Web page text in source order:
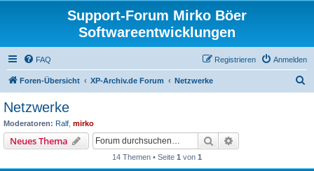
Support-Forum Mirko Böer
Softwareentwicklungen
FAQ Anmelden
Registrieren
Foren-Übersicht XP-Archiv.de Forum Netzwerke
Netzwerke
Moderatoren: Ralf mirko
Neues Thema Suche
14 Themen • Seite 1 von 1